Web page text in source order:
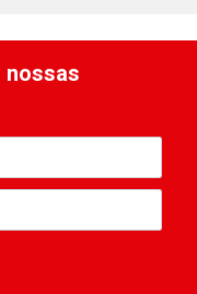
nossas